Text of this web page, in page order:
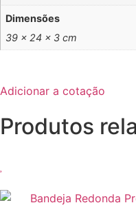
Dimensões
39 × 24 × 3 cm
Adicionar a cotação
Produtos